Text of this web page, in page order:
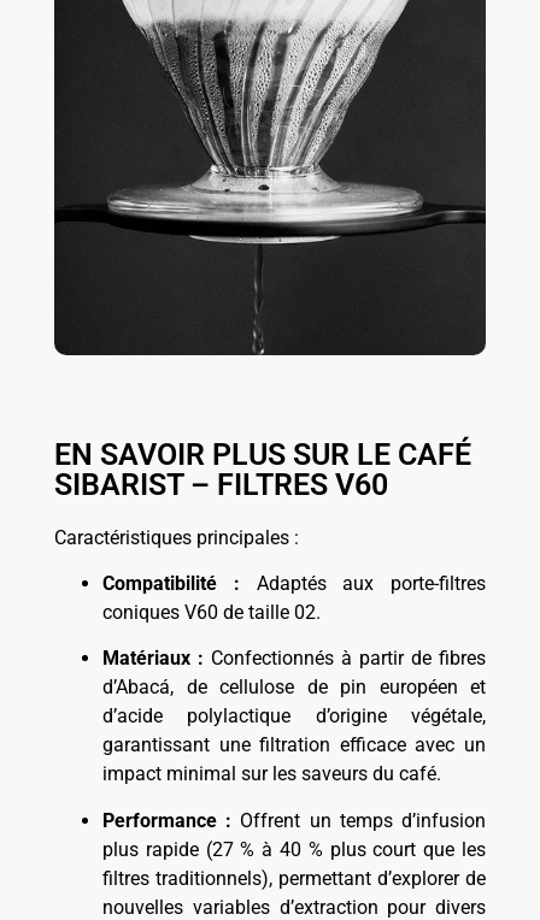
EN SAVOIR PLUS SUR LE CAFÉ
SIBARIST – FILTRES V60
Caractéristiques principales :
Compatibilité : Adaptés aux porte-filtres
coniques V60 de taille 02.
Matériaux : Confectionnés à partir de fibres
d’Abacá, de cellulose de pin européen et
d’acide polylactique d’origine végétale,
garantissant une filtration efficace avec un
impact minimal sur les saveurs du café.
Performance : Offrent un temps d’infusion
plus rapide (27 % à 40 % plus court que les
filtres traditionnels), permettant d’explorer de
nouvelles variables d’extraction pour divers